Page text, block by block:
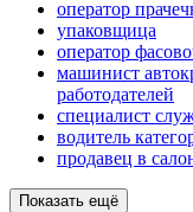
оператор
упаковщица
оператор
машинист
работодателей
специалист
водитель
продавец в
Показать ещё